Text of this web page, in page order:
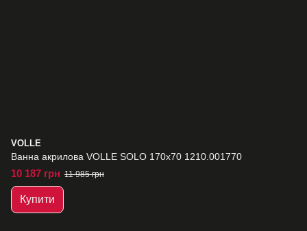
VOLLE
Ванна акрилова VOLLE SOLO 170x70 1210.001770
10 187 грн 11 985 грн
Купити